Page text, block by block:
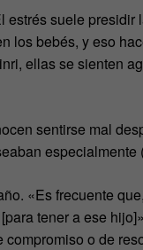
estrés suele presidir
los bebés, y eso
ellas se sienten
sentirse mal
«Es frecuente
tener a ese
o de